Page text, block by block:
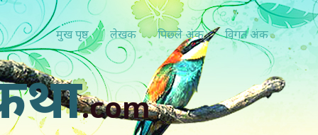
मुख पृष्ठ लेखक पिछ्ले अंक विगत अंक
.com